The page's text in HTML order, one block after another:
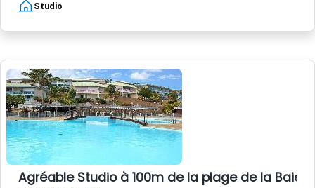
Studio
Agréable Studio à 100m de la plage de la Baie